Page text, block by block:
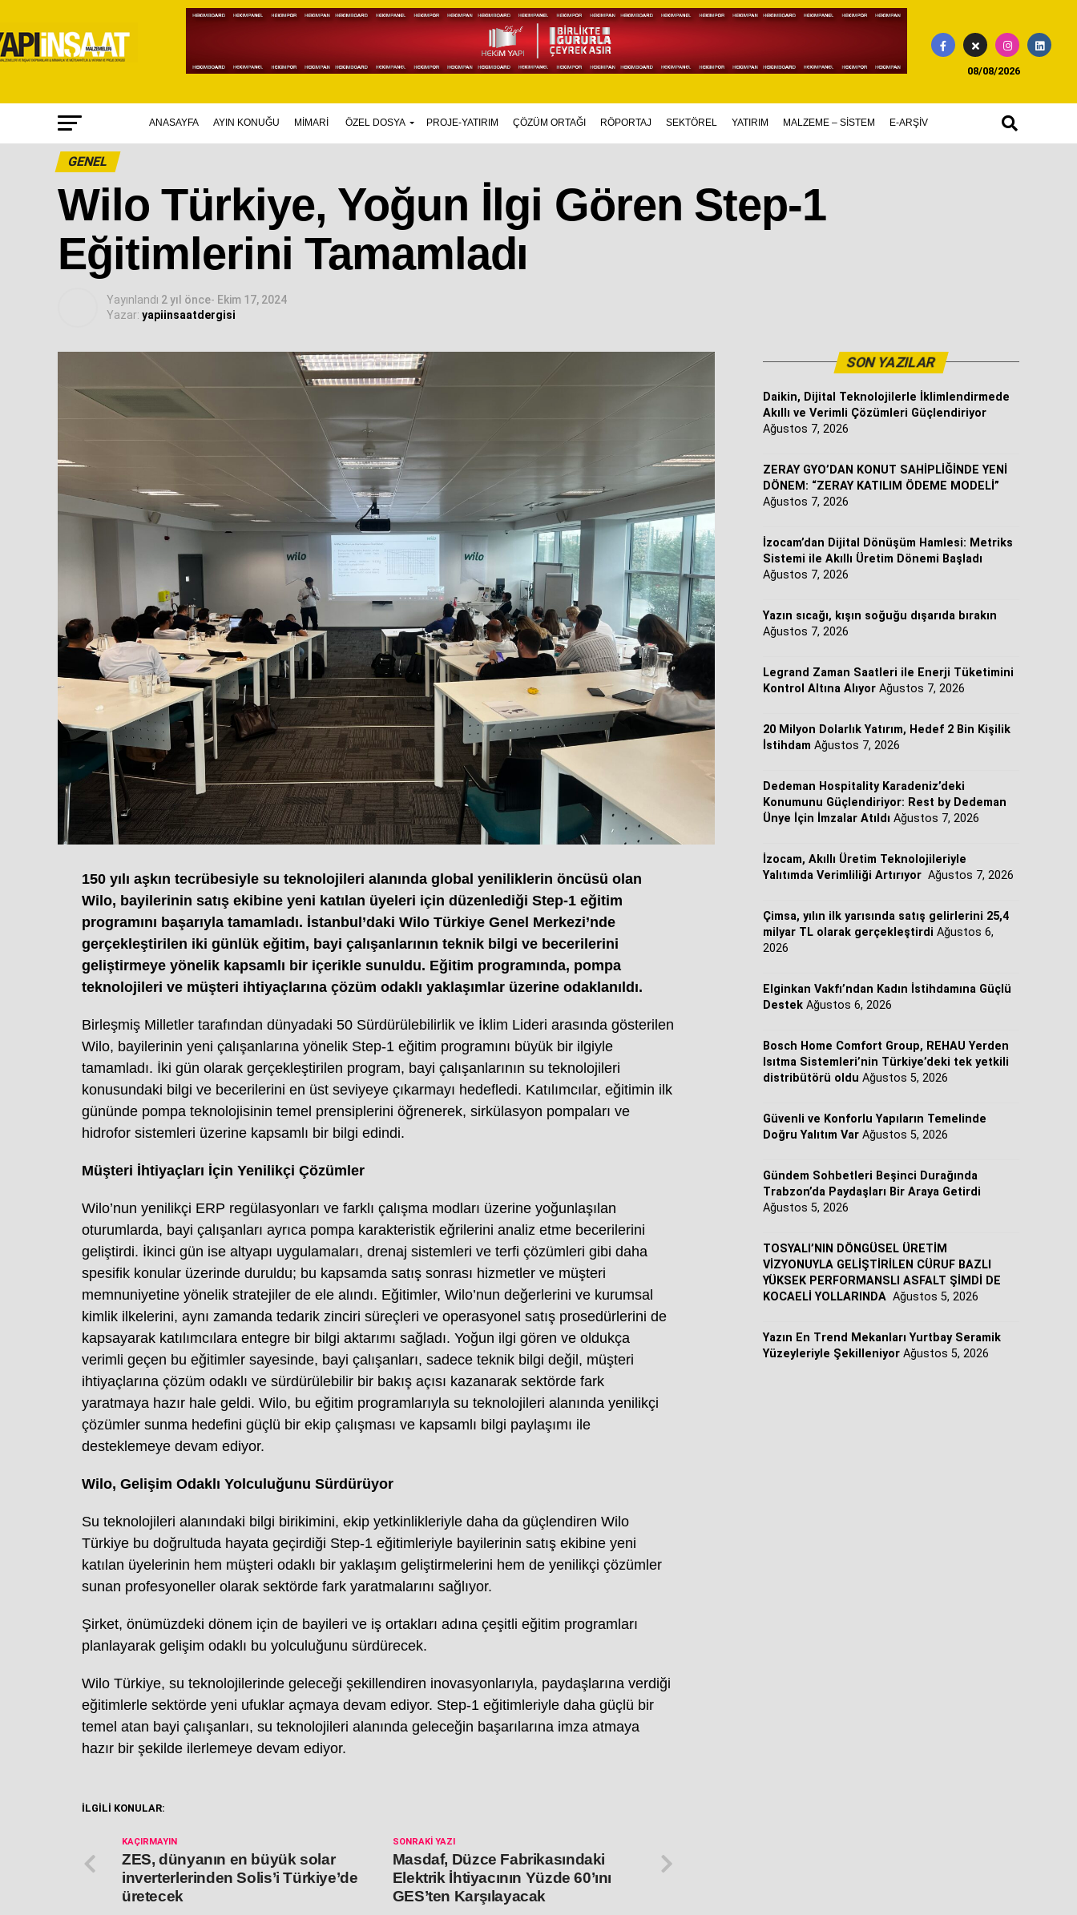
08/08/2026
ANASAYFA AYIN KONUĞU MİMARİ ÖZEL DOSYA PROJE-YATIRIM ÇÖZÜM ORTAĞI RÖPORTAJ SEKTÖREL YATIRIM MALZEME – SİSTEM E-ARŞİV
GENEL
Wilo Türkiye, Yoğun İlgi Gören Step-1
Eğitimlerini Tamamladı
Yayınlandı 2 yıl önce- Ekim 17, 2024
Yazar: yapiinsaatdergisi
150 yılı aşkın tecrübesiyle su teknolojileri alanında global yeniliklerin öncüsü olan
Wilo, bayilerinin satış ekibine yeni katılan üyeleri için düzenlediği Step-1 eğitim
programını başarıyla tamamladı. İstanbul’daki Wilo Türkiye Genel Merkezi’nde
gerçekleştirilen iki günlük eğitim, bayi çalışanlarının teknik bilgi ve becerilerini
geliştirmeye yönelik kapsamlı bir içerikle sunuldu. Eğitim programında, pompa
teknolojileri ve müşteri ihtiyaçlarına çözüm odaklı yaklaşımlar üzerine odaklanıldı.
Birleşmiş Milletler tarafından dünyadaki 50 Sürdürülebilirlik ve İklim Lideri arasında gösterilen
Wilo, bayilerinin yeni çalışanlarına yönelik Step-1 eğitim programını büyük bir ilgiyle
tamamladı. İki gün olarak gerçekleştirilen program, bayi çalışanlarının su teknolojileri
konusundaki bilgi ve becerilerini en üst seviyeye çıkarmayı hedefledi. Katılımcılar, eğitimin ilk
gününde pompa teknolojisinin temel prensiplerini öğrenerek, sirkülasyon pompaları ve
hidrofor sistemleri üzerine kapsamlı bir bilgi edindi.
Müşteri İhtiyaçları İçin Yenilikçi Çözümler
Wilo’nun yenilikçi ERP regülasyonları ve farklı çalışma modları üzerine yoğunlaşılan
oturumlarda, bayi çalışanları ayrıca pompa karakteristik eğrilerini analiz etme becerilerini
geliştirdi. İkinci gün ise altyapı uygulamaları, drenaj sistemleri ve terfi çözümleri gibi daha
spesifik konular üzerinde duruldu; bu kapsamda satış sonrası hizmetler ve müşteri
memnuniyetine yönelik stratejiler de ele alındı. Eğitimler, Wilo’nun değerlerini ve kurumsal
kimlik ilkelerini, aynı zamanda tedarik zinciri süreçleri ve operasyonel satış prosedürlerini de
kapsayarak katılımcılara entegre bir bilgi aktarımı sağladı. Yoğun ilgi gören ve oldukça
verimli geçen bu eğitimler sayesinde, bayi çalışanları, sadece teknik bilgi değil, müşteri
ihtiyaçlarına çözüm odaklı ve sürdürülebilir bir bakış açısı kazanarak sektörde fark
yaratmaya hazır hale geldi. Wilo, bu eğitim programlarıyla su teknolojileri alanında yenilikçi
çözümler sunma hedefini güçlü bir ekip çalışması ve kapsamlı bilgi paylaşımı ile
desteklemeye devam ediyor.
Wilo, Gelişim Odaklı Yolculuğunu Sürdürüyor
Su teknolojileri alanındaki bilgi birikimini, ekip yetkinlikleriyle daha da güçlendiren Wilo
Türkiye bu doğrultuda hayata geçirdiği Step-1 eğitimleriyle bayilerinin satış ekibine yeni
katılan üyelerinin hem müşteri odaklı bir yaklaşım geliştirmelerini hem de yenilikçi çözümler
sunan profesyoneller olarak sektörde fark yaratmalarını sağlıyor.
Şirket, önümüzdeki dönem için de bayileri ve iş ortakları adına çeşitli eğitim programları
planlayarak gelişim odaklı bu yolculuğunu sürdürecek.
Wilo Türkiye, su teknolojilerinde geleceği şekillendiren inovasyonlarıyla, paydaşlarına verdiği
eğitimlerle sektörde yeni ufuklar açmaya devam ediyor. Step-1 eğitimleriyle daha güçlü bir
temel atan bayi çalışanları, su teknolojileri alanında geleceğin başarılarına imza atmaya
hazır bir şekilde ilerlemeye devam ediyor.
İLGİLİ KONULAR:
SONRAKI YAZI
Masdaf, Düzce Fabrikasındaki
Elektrik İhtiyacının Yüzde 60’ını
GES’ten Karşılayacak
KAÇIRMAYIN
ZES, dünyanın en büyük solar
inverterlerinden Solis’i Türkiye’de
üretecek
SON YAZILAR
Daikin, Dijital Teknolojilerle İklimlendirmede
Akıllı ve Verimli Çözümleri Güçlendiriyor
Ağustos 7, 2026
ZERAY GYO’DAN KONUT SAHİPLİĞİNDE YENİ
DÖNEM: “ZERAY KATILIM ÖDEME MODELİ”
Ağustos 7, 2026
İzocam’dan Dijital Dönüşüm Hamlesi: Metriks
Sistemi ile Akıllı Üretim Dönemi Başladı
Ağustos 7, 2026
Yazın sıcağı, kışın soğuğu dışarıda bırakın
Ağustos 7, 2026
Legrand Zaman Saatleri ile Enerji Tüketimini
Kontrol Altına Alıyor Ağustos 7, 2026
20 Milyon Dolarlık Yatırım, Hedef 2 Bin Kişilik
İstihdam Ağustos 7, 2026
Dedeman Hospitality Karadeniz’deki
Konumunu Güçlendiriyor: Rest by Dedeman
Ünye İçin İmzalar Atıldı Ağustos 7, 2026
İzocam, Akıllı Üretim Teknolojileriyle
Yalıtımda Verimliliği Artırıyor Ağustos 7, 2026
Çimsa, yılın ilk yarısında satış gelirlerini 25,4
milyar TL olarak gerçekleştirdi Ağustos 6,
2026
Elginkan Vakfı’ndan Kadın İstihdamına Güçlü
Destek Ağustos 6, 2026
Bosch Home Comfort Group, REHAU Yerden
Isıtma Sistemleri’nin Türkiye’deki tek yetkili
distribütörü oldu Ağustos 5, 2026
Güvenli ve Konforlu Yapıların Temelinde
Doğru Yalıtım Var Ağustos 5, 2026
Gündem Sohbetleri Beşinci Durağında
Trabzon’da Paydaşları Bir Araya Getirdi
Ağustos 5, 2026
TOSYALI’NIN DÖNGÜSEL ÜRETİM
VİZYONUYLA GELİŞTİRİLEN CÜRUF BAZLI
YÜKSEK PERFORMANSLI ASFALT ŞİMDİ DE
KOCAELİ YOLLARINDA Ağustos 5, 2026
Yazın En Trend Mekanları Yurtbay Seramik
Yüzeyleriyle Şekilleniyor Ağustos 5, 2026